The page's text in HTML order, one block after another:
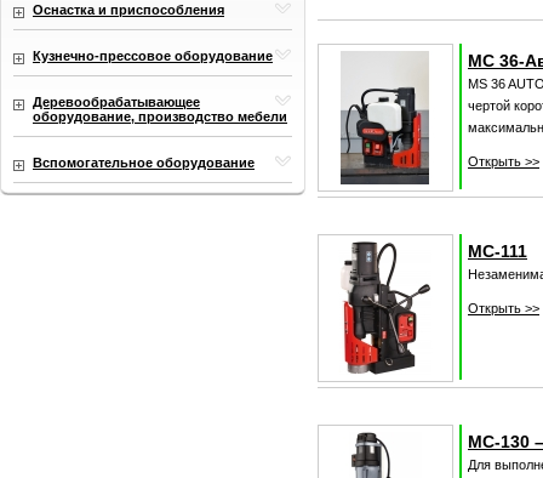
Оснастка и приспособления
Кузнечно-прессовое оборудование
Деревообрабатывающее
оборудование, производство мебели
Вспомогательное оборудование
МС 36-
MS 36
чертой
Открыть >>
МС-111
Открыть >>
МС-130
Для